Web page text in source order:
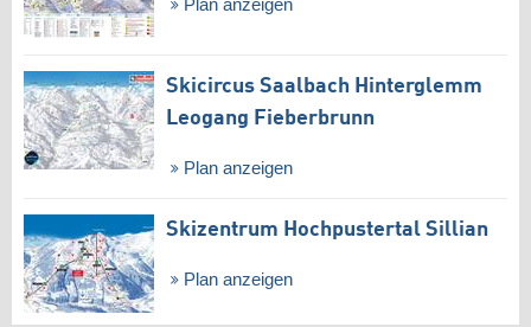
Plan anzeigen
Skicircus Saalbach Hinterglemm
Leogang Fieberbrunn
Plan anzeigen
Skizentrum Hochpustertal Sillian
Plan anzeigen